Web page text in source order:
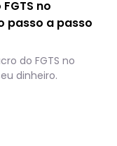
no
passo a passo
do FGTS no
dinheiro.